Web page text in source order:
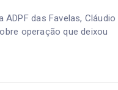
das Favelas, Cláudio
operação que deixou